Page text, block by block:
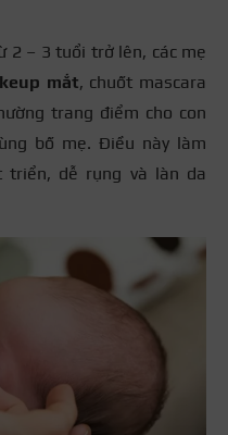
2 – 3 tuổi trở lên, các mẹ
mắt, chuốt mascara
trang điểm cho con
bố mẹ. Điều này làm
triển, dễ rụng và làn da